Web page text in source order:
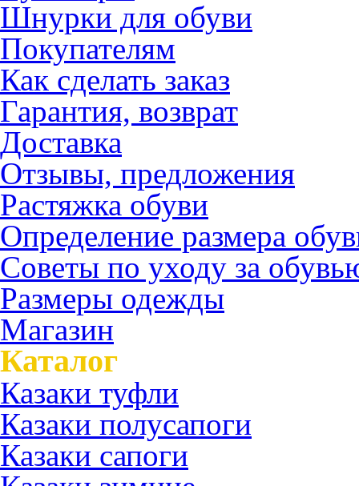
Шнурки для обуви
Покупателям
Как сделать заказ
Гарантия, возврат
Доставка
Отзывы, предложения
Растяжка обуви
Определение размера
Советы по уходу за
Размеры одежды
Магазин
Каталог
Казаки туфли
Казаки полусапоги
Казаки сапоги